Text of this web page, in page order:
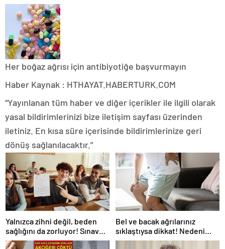
Her boğaz ağrısı için antibiyotiğe başvurmayın
Haber Kaynak : HTHAYAT.HABERTURK.COM
“Yayınlanan tüm haber ve diğer içerikler ile ilgili olarak
yasal bildirimlerinizi bize iletişim sayfası üzerinden
iletiniz. En kısa süre içerisinde bildirimlerinize geri
dönüş sağlanılacaktır.”
Yalnızca zihni değil, beden
sağlığını da zorluyor! Sınavda
başarı tabakta başlıyor
Bel ve bacak ağrılarınız
sıklaştıysa dikkat! Nedeni
omurga kanalı darlığı olabilir